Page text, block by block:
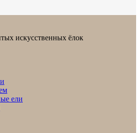
искусственных ёлок
ели